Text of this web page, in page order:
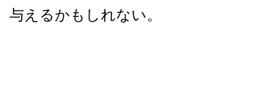
与えるかもしれない。